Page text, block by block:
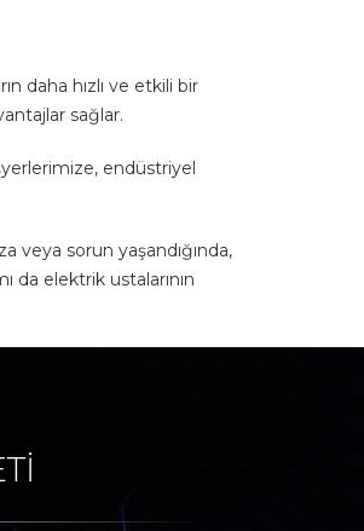
daha hızlı ve etkili bir
sağlar.
endüstriyel
veya sorun yaşandığında,
da elektrik ustalarının